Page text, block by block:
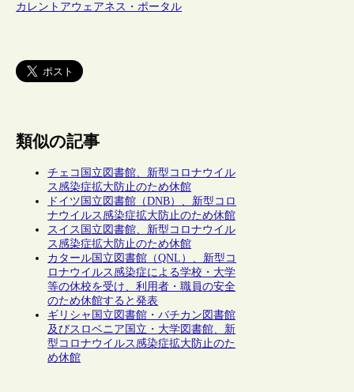
カレントアウェアネス・ポータル
類似の記事
チェコ国立図書館、新型コロナウイル
ス感染症拡大防止のため休館
ドイツ国立図書館（DNB）、新型コロ
ナウイルス感染症拡大防止のため休館
スイス国立図書館、新型コロナウイル
ス感染症拡大防止のため休館
カタール国立図書館（QNL）、新型コ
ロナウイルス感染症による学校・大学
等の休校を受け、利用者・職員の安全
のため休館すると発表
ギリシャ国立図書館・バチカン図書館
及びスロベニア国立・大学図書館、新
型コロナウイルス感染症拡大防止のた
め休館